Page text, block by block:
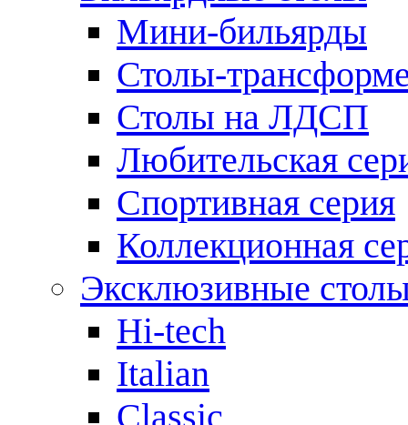
Мини-бильярды
Столы-
Столы на ЛДСП
Любительская
Спортивная серия
Коллекционная
Эксклюзивные
Hi-tech
Italian
Сlassic